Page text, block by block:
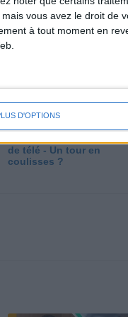
vous avez le droit de
à tout moment en
D'OPTIONS
de télé - Un tour en
coulisses ?